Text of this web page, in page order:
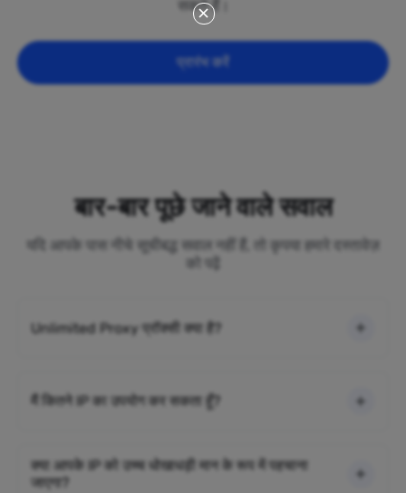
सकते हैं।
प्रारंभ करें
बार-बार पूछे जाने वाले सवाल
यदि आपके पास नीचे सूचीबद्ध सवाल नहीं हैं, तो कृपया हमारे दस्तावेज़
को पढ़ें
Unlimited Proxy प्रॉक्सी क्या है?
मैं कितने IP का उपयोग कर सकता हूँ?
क्या आपके IP को उच्च धोखाधड़ी मान के रूप में पहचाना
जाएगा?